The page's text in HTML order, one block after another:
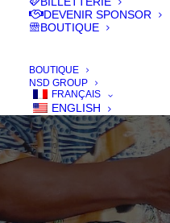
DEVENIR SPONSOR
BOUTIQUE
BOUTIQUE
NSD GROUP
FRANÇAIS
ENGLISH